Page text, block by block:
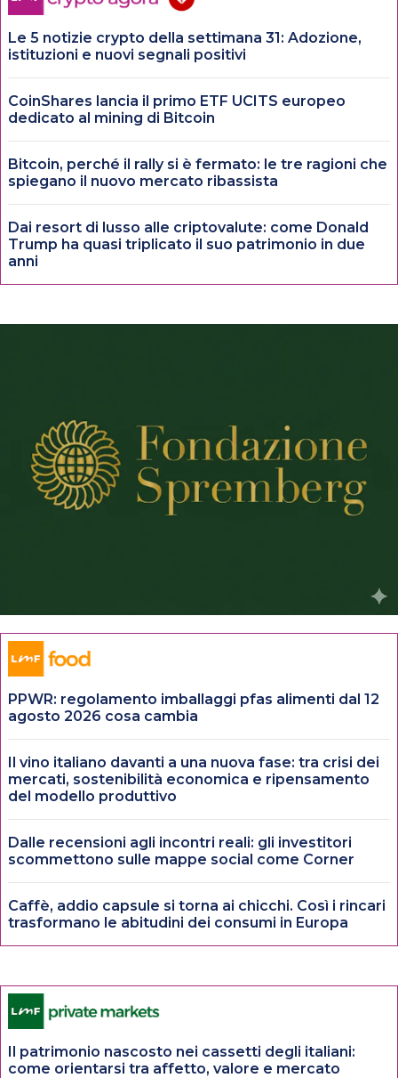
Le 5 notizie crypto della settimana 31: Adozione,
istituzioni e nuovi segnali positivi
CoinShares lancia il primo ETF UCITS europeo
dedicato al mining di Bitcoin
Bitcoin, perché il rally si è fermato: le tre ragioni che
spiegano il nuovo mercato ribassista
Dai resort di lusso alle criptovalute: come Donald
Trump ha quasi triplicato il suo patrimonio in due
anni
PPWR: regolamento imballaggi pfas alimenti dal 12
agosto 2026 cosa cambia
Il vino italiano davanti a una nuova fase: tra crisi dei
mercati, sostenibilità economica e ripensamento
del modello produttivo
Dalle recensioni agli incontri reali: gli investitori
scommettono sulle mappe social come Corner
Caffè, addio capsule si torna ai chicchi. Così i rincari
trasformano le abitudini dei consumi in Europa
Il patrimonio nascosto nei cassetti degli italiani:
come orientarsi tra affetto, valore e mercato